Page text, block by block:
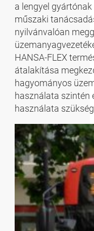
a lengyel
műszaki
nyilvánvalóan
HANSA-FLEX
átalakítása
hagyományos
használata szintén
használata